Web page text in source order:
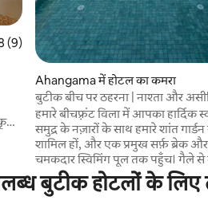
5 में से 4.78, 9 समीक्षाएँ
(9)
Ahangama में होटल का कमरा
बुटीक बीच पर ठहरना | नाश्ता और
फ़ाई
हमारे बीचफ़्रंट विला में आपका हार्दिक
समुद्र के नज़ारों के साथ हमारे शांत
शामिल हों, और एक प्रमुख सर्फ़ ब्रेक और
चमकदार स्विमिंग पूल तक पहुँच। गैले से बस 30
मिनट और अहंगामा शहर से 5 मिनट की
सुविधाजनक रूप से स्थित है। नाश्ता
बुटीक होटलों के लिए